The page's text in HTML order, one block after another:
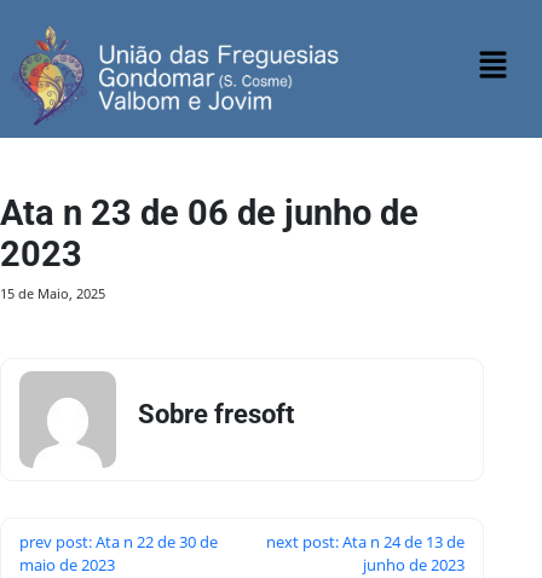
Ata n 23 de 06 de junho de
2023
15 de Maio, 2025
Sobre fresoft
prev post: Ata n 22 de 30 de
maio de 2023
next post: Ata n 24 de 13 de
junho de 2023